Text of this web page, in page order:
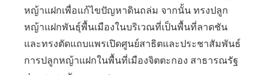
หญ้าแฝกเพื่อแก้ไขปัญหาดินถล่ม จากนั้น ทรงปลูก
หญ้าแฝกพันธุ์พื้นเมืองในบริเวณที่เป็นพื้นที่ลาดชัน
และทรงตัดแถบแพรเปิดศูนย์สาธิตและประชาสัมพันธ์
การปลูกหญ้าแฝกในพื้นที่เมืองจิตตะกอง สาธารณรัฐ